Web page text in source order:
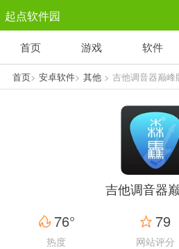
起点软件园
塔防游戏
1千+款游戏
休闲益智
1万+款游
赛车竞速
3百+款游
首页 游戏 软件
首页> 安卓软件> 其他> 吉他调音器巅峰
吉他调音器
76°
热度
79
网站评分